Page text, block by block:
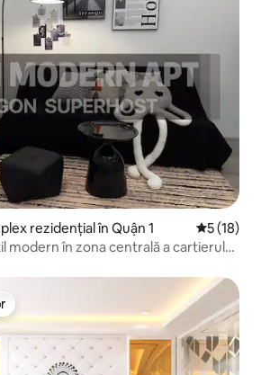
rezidențial în Quận 1 Scor
5 (18)
modern în zona centrală a cartierului